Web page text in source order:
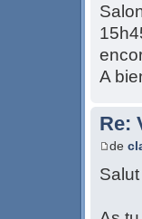
A
Re:
de